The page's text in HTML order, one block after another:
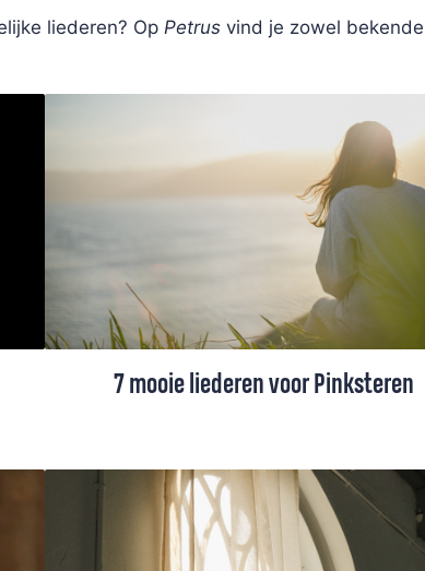
liederen? Op Petrus vind je zowel
7 mooie liederen voor Pinksteren
Pinksterliederen samen, waaronder
uit het Liedboek en een indrukwekkend
voor Pinksteren uit Taizé.